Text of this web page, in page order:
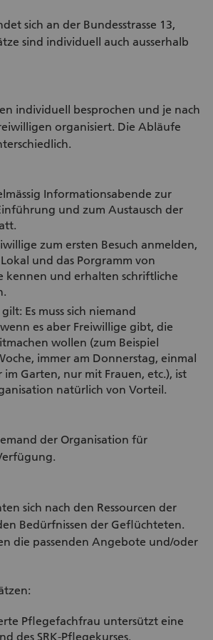
sich an der Bundesstrasse 13,
sind individuell auch ausserhalb
individuell besprochen und je nach
organisiert. Die Abläufe
Informationsabende zur
und zum Austausch der
zum ersten Besuch anmelden,
und das Porgramm von
kennen und erhalten schriftliche
Es muss sich niemand
es aber Freiwillige gibt, die
wollen (zum Beispiel
immer am Donnerstag, einmal
Garten, nur mit Frauen, etc.), ist
natürlich von Vorteil.
der Organisation für
sich nach den Ressourcen der
Bedürfnissen der Geflüchteten.
die passenden Angebote und/oder
Pflegefachfrau untersützt eine
des SRK-Pflegekurses.